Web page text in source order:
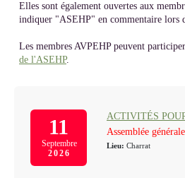
Elles sont également ouvertes aux
indiquer "ASEHP" en commentaire lors
Les membres AVPEHP peuvent
de l'ASEHP.
11
Septembre
2026
ACTIVITÉS
Assemblée
Lieu: Charrat